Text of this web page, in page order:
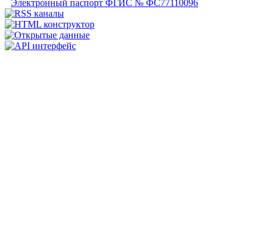
Электронный паспорт ФГИС № ФС77110096